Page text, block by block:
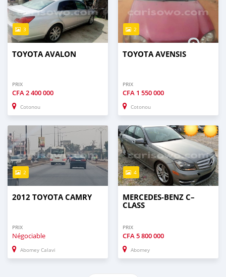
3
TOYOTA AVALON
PRIX
CFA2 400 000
Cotonou
2
TOYOTA AVENSIS
PRIX
CFA 1 550 000
Cotonou
2
2012 TOYOTA CAMRY
PRIX
Négociable
Abomey Calavi
4
MERCEDES-BENZ C–
CLASS
PRIX
CFA5 800 000
Abomey